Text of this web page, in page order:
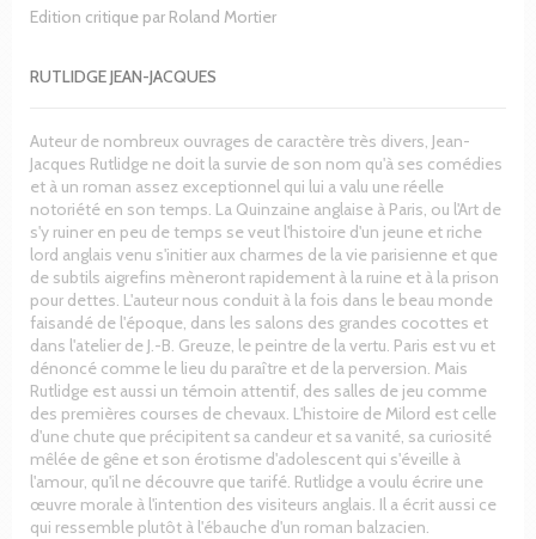
Edition critique par Roland Mortier
RUTLIDGE JEAN-JACQUES
Auteur de nombreux ouvrages de caractère très divers, Jean-
Jacques Rutlidge ne doit la survie de son nom qu'à ses comédies
et à un roman assez exceptionnel qui lui a valu une réelle
notoriété en son temps. La Quinzaine anglaise à Paris, ou l'Art de
s'y ruiner en peu de temps se veut l'histoire d'un jeune et riche
lord anglais venu s'initier aux charmes de la vie parisienne et que
de subtils aigrefins mèneront rapidement à la ruine et à la prison
pour dettes. L'auteur nous conduit à la fois dans le beau monde
faisandé de l'époque, dans les salons des grandes cocottes et
dans l'atelier de J.-B. Greuze, le peintre de la vertu. Paris est vu et
dénoncé comme le lieu du paraître et de la perversion. Mais
Rutlidge est aussi un témoin attentif, des salles de jeu comme
des premières courses de chevaux. L'histoire de Milord est celle
d'une chute que précipitent sa candeur et sa vanité, sa curiosité
mêlée de gêne et son érotisme d'adolescent qui s'éveille à
l'amour, qu'il ne découvre que tarifé. Rutlidge a voulu écrire une
œuvre morale à l'intention des visiteurs anglais. Il a écrit aussi ce
qui ressemble plutôt à l'ébauche d'un roman balzacien.